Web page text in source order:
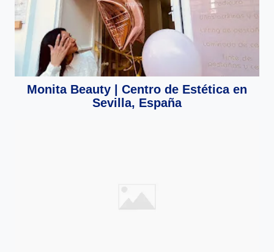
Monita Beauty | Centro de Estética en
Sevilla, España